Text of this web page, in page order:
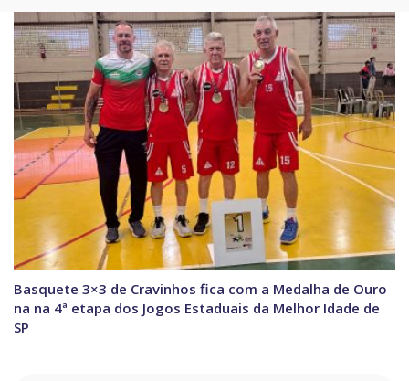
Basquete 3×3 de Cravinhos fica com a Medalha de Ouro
na na 4ª etapa dos Jogos Estaduais da Melhor Idade de
SP